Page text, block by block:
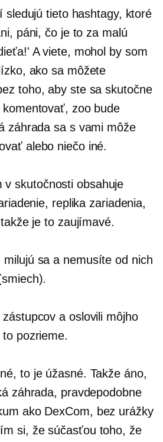
sledujú tieto hashtagy, ktoré
páni, čo je to za malú
A viete, mohol by som
ako sa môžete
toho, aby ste sa skutočne
zoo bude
záhrada sa s vami môže
alebo niečo iné.
v skutočnosti obsahuje
replika zariadenia,
je to zaujímavé.
milujú sa a nemusíte od nich
a oslovili môjho
pozrieme.
to je úžasné. Takže áno,
záhrada, pravdepodobne
ako DexCom, bez urážky
si, že súčasťou toho, že